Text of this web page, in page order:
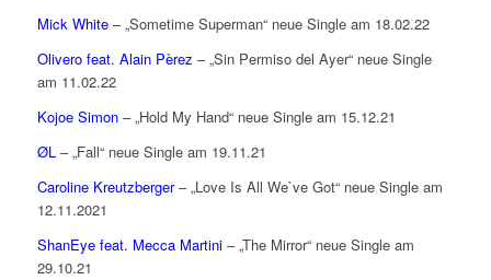
Mick White– „Sometime Superman“ neue Single am 18.02.22
Olivero feat. Alain Pèrez – „Sin Permiso del Ayer“ neue Single
am 11.02.22
Kojoe Simon– „Hold My Hand“ neue Single am 15.12.21
ØL– „Fall“ neue Single am 19.11.21
Caroline Kreutzberger– „Love Is All We`ve Got“ neue Single am
12.11.2021
ShanEye feat. Mecca Martini– „The Mirror“ neue Single am
29.10.21